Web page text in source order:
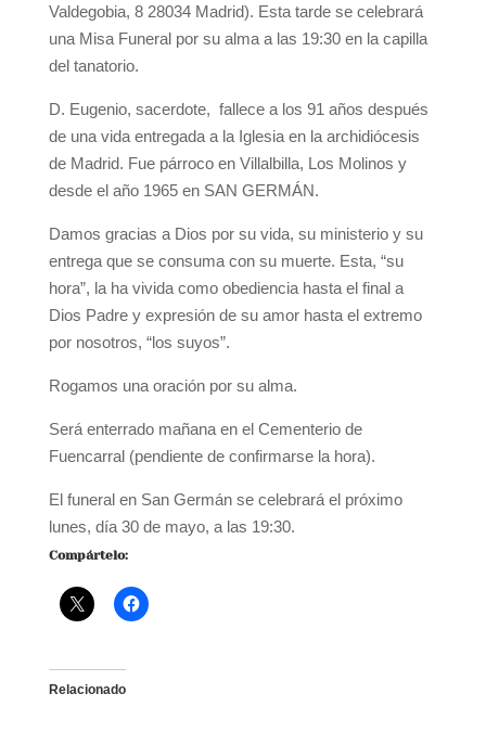
Valdegobia, 8 28034 Madrid). Esta tarde se celebrará
una Misa Funeral por su alma a las 19:30 en la capilla
del tanatorio.
D. Eugenio, sacerdote, fallece a los 91 años después
de una vida entregada a la Iglesia en la archidiócesis
de Madrid. Fue párroco en Villalbilla, Los Molinos y
desde el año 1965 en SAN GERMÁN.
Damos gracias a Dios por su vida, su ministerio y su
entrega que se consuma con su muerte. Esta, “su
hora”, la ha vivida como obediencia hasta el final a
Dios Padre y expresión de su amor hasta el extremo
por nosotros, “los suyos”.
Rogamos una oración por su alma.
Será enterrado mañana en el Cementerio de
Fuencarral (pendiente de confirmarse la hora).
El funeral en San Germán se celebrará el próximo
lunes, día 30 de mayo, a las 19:30.
Compártelo:
Relacionado